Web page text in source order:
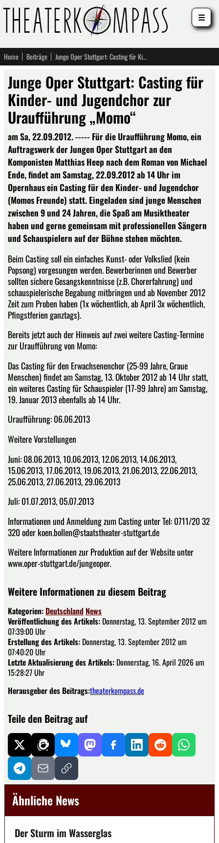
Home Beiträge Junge Oper Stuttgart: Casting für Kinder- und Jugendchor zur Uraufführung „Momo“
Junge Oper Stuttgart: Casting für
Kinder- und Jugendchor zur
Uraufführung „Momo“
am Sa, 22.09.2012. ----- Für die Uraufführung Momo, ein
Auftragswerk der Jungen Oper Stuttgart an den
Komponisten Matthias Heep nach dem Roman von Michael
Ende, findet am Samstag, 22.09.2012 ab 14 Uhr im
Opernhaus ein Casting für den Kinder- und Jugendchor
(Momos Freunde) statt. Eingeladen sind junge Menschen
zwischen 9 und 24 Jahren, die Spaß am Musiktheater
haben und gerne gemeinsam mit professionellen Sängern
und Schauspielern auf der Bühne stehen möchten.
Beim Casting soll ein einfaches Kunst- oder Volkslied (kein
Popsong) vorgesungen werden. Bewerberinnen und Bewerber
sollten sichere Gesangskenntnisse (z.B. Chorerfahrung) und
schauspielerische Begabung mitbringen und ab November 2012
Zeit zum Proben haben (1x wöchentlich, ab April 3x wöchentlich,
Pfingstferien ganztags).
Bereits jetzt auch der Hinweis auf zwei weitere Casting-Termine
zur Uraufführung von Momo:
Das Casting für den Erwachsenenchor (25-99 Jahre, Graue
Menschen) findet am Samstag, 13. Oktober 2012 ab 14 Uhr statt,
ein weiteres Casting für Schauspieler (17-99 Jahre) am Samstag,
19. Januar 2013 ebenfalls ab 14 Uhr.
Uraufführung: 06.06.2013
Weitere Vorstellungen
Juni: 08.06.2013, 10.06.2013, 12.06.2013, 14.06.2013,
15.06.2013, 17.06.2013, 19.06.2013, 21.06.2013, 22.06.2013,
25.06.2013, 27.06.2013, 29.06.2013
Juli: 01.07.2013, 05.07.2013
Informationen und Anmeldung zum Casting unter Tel: 0711/20 32
320 oder koen.bollen@staatstheater-stuttgart.de
Weitere Informationen zur Produktion auf der Website unter
www.oper-stuttgart.de/jungeoper.
Weitere Informationen zu diesem Beitrag
Kategorien: Deutschland News
Veröffentlichung des Artikels: Donnerstag, 13. September 2012 um
07:39:00 Uhr
Erstellung des Artikels: Donnerstag, 13. September 2012 um
07:40:20 Uhr
Letzte Aktualisierung des Artikels: Donnerstag, 16. April 2026 um
15:28:27 Uhr
Herausgeber des Beitrags:theaterkompass.de
Teile den Beitrag auf
Ähnliche News
Der Sturm im Wasserglas
☰